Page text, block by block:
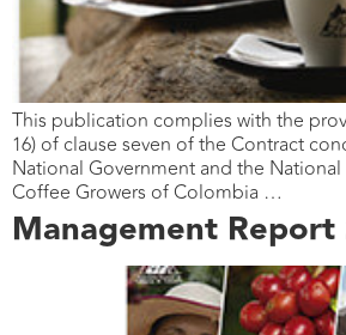
This publication complies with the
16) of clause seven of the Contract
National Government and the
Coffee Growers of Colombia …
Management Report